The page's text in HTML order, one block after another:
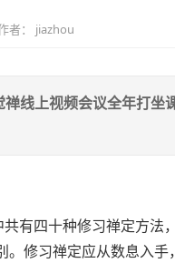
者： jiazhou
线上视频会议全年打坐
共有四十种修习禅定方法
修习禅定应从数息入手